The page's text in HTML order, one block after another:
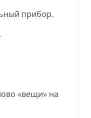
прибор.
«вещи» на